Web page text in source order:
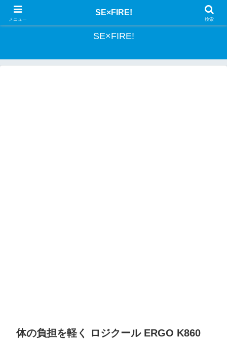
とあるSEの投資記録
SE×FIRE!
体の負担を軽く ロジクール ERGO K860
メニュー
SE×FIRE!
検索